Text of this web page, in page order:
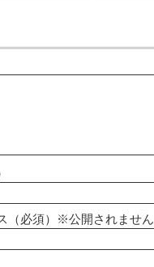
（必須）※公開されません